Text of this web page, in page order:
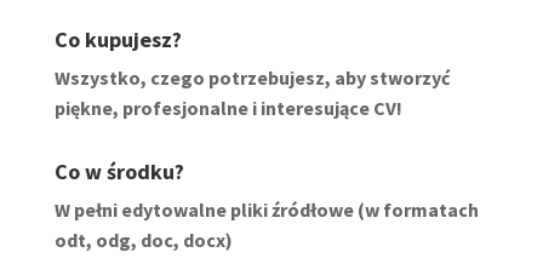
Co kupujesz?
Wszystko, czego potrzebujesz, aby stworzyć
piękne, profesjonalne i interesujące CV!
Co w środku?
W pełni edytowalne pliki źródłowe (w formatach
odt, odg, doc, docx)